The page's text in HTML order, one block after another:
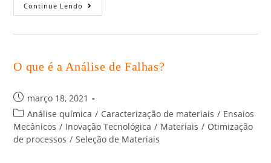
Continue Lendo
O que é a Análise de Falhas?
março 18, 2021
Análise química / Caracterização de materiais / Ensaios
Mecânicos / Inovação Tecnológica / Materiais / Otimização
de processos / Seleção de Materiais